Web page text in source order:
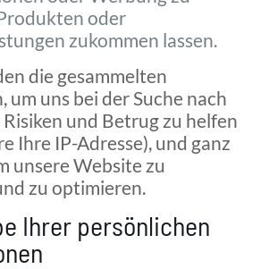
oder
zukommen lassen.
die gesammelten
um uns bei der Suche nach
und Betrug zu helfen
Ihre IP-Adresse), und ganz
unsere Website zu
zu optimieren.
Ihrer persönlichen